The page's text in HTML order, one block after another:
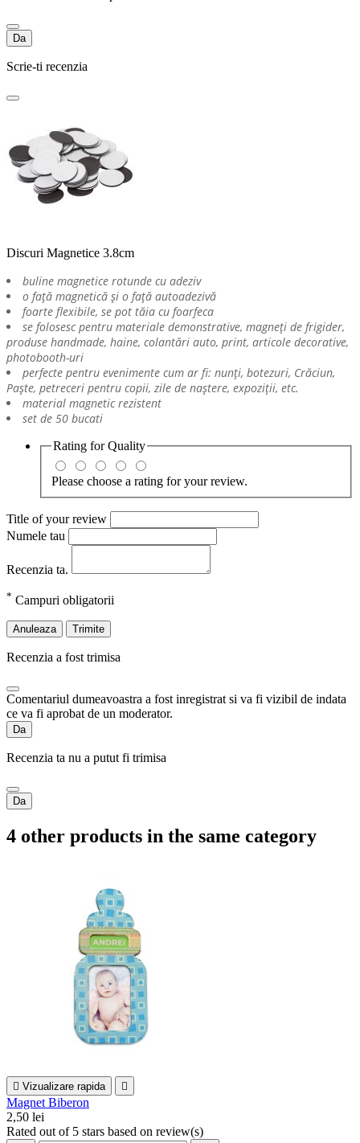
Da
Scrie-ti recenzia
Discuri Magnetice 3.8cm
buline magnetice rotunde cu adeziv
o față magnetică și o față autoadezivă
foarte flexibile, se pot tăia cu foarfeca
se folosesc pentru materiale demonstrative, magneți de frigider,
produse handmade, haine, colantări auto, print, articole decorative,
photobooth-uri
perfecte pentru evenimente cum ar fi: nunți, botezuri, Crăciun,
Paște, petreceri pentru copii, zile de naștere, expoziții, etc.
material magnetic rezistent
set de 50 bucati
Rating forQuality
Please choose a rating for your review.
Title of your review
Numele tau
Recenzia ta.
* Campuri obligatorii
Anuleaza Trimite
Recenzia a fost trimisa
Comentariul dumeavoastra a fost inregistrat si va fi vizibil de indata
ce va fi aprobat de un moderator.
Da
Recenzia ta nu a putut fi trimisa
Da
4 other products in the same category
 Vizualizare rapida 
Magnet Biberon
2,50 lei
Rated out of 5 stars based on review(s)